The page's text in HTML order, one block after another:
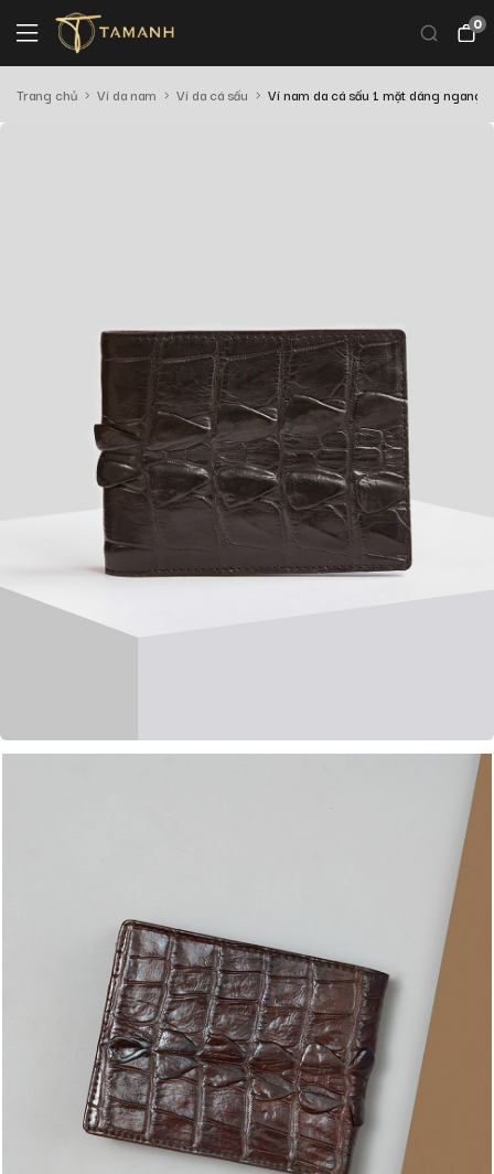
0
Trang chủ Ví da nam Ví da cá sấu Ví nam da cá sấu 1 mặt dáng ngang